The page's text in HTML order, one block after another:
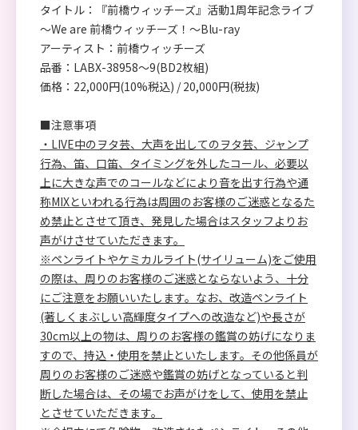
タイトル：『前橋ウィッチーズ』活動1周年記念ライブ
～We are 前橋ウィッチーズ！～Blu-ray
アーティスト：前橋ウィッチーズ
品番：LABX-38958～9(BD2枚組)
価格：22,000円(10%税込) / 20,000円(税抜)
■注意事項
・LIVE中のヲタ芸、大声を出してのヲタ芸、ジャンプ
行為、笛、口笛、タイミングを外したコール、必要以
上に大きな声でのコールなどにより音を出す行為や通
称MIXといわれる行為は周囲のお客様のご迷惑となるた
め禁止とさせて頂き、発見した場合はスタッフよりお
声がけさせていただきます。
※ペンライトやケミカルライト(サイリューム)をご使用
の際は、周りのお客様のご迷惑とならないよう、十分
にご注意をお願いいたします。なお、改造ペンライト
(著しくまぶしい高輝度タイプへの改造など)や長さが
30cm以上の物は、周りのお客様の鑑賞の妨げになりま
すので、持込・使用を禁止といたします。その他係員が
周りのお客様のご迷惑や鑑賞の妨げとなっていると判
断した場合は、その場でお声がけをして、使用を禁止
とさせていただきます。